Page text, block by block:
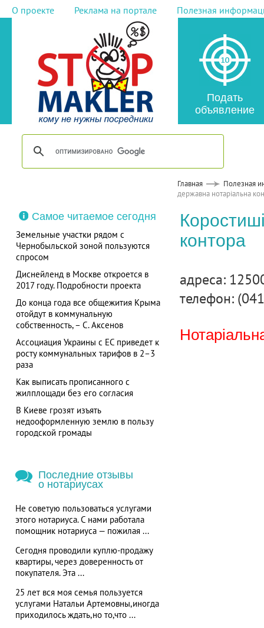
О проекте Реклама на портале Полезная
Подать
объявление
Главная
Полезная
державна нотаріальна
Самое читаемое сегодня
Земельные участки рядом с
Чернобыльской зоной пользуются
спросом
Диснейленд в Москве откроется в
2017 году. Подробности проекта
До конца года все общежития Крыма
отойдут в коммунальную
собственность, – С. Аксенов
Ассоциация Украины с ЕС приведет к
росту коммунальных тарифов в 2–3
раза
Как выписать прописанного с
жилплощади без его согласия
В Киеве грозят изъять
недооформленную землю в пользу
городской громады
Последние отзывы
о нотариусах
Не советую пользоваться услугами
этого нотариуса. С нами работала
помощник нотариуса — пожилая ...
Сегодня проводили куплю-продажу
квартиры, через доверенность от
покупателя. Эта ...
25 лет вся моя семья пользуется
услугами Натальи Артемовны,иногда
приходилось ждать,но то,что ...
контора
адреса:
телефон: